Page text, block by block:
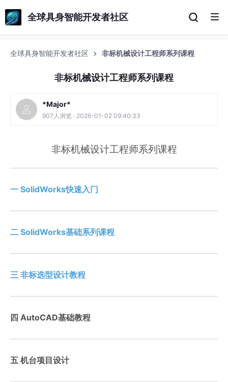
全球具身智能开发者社区
全球具身智能开发者社区 非标机械设计工程师系列课程
非标机械设计工程师系列课程
*Major*
907人浏览 · 2026-01-02 09:40:33
非标机械设计工程师系列
非标机械设计工程师系列课程
一 SolidWorks快速入门
二 SolidWorks基础系列课程
三 非标选型设计教程
四 AutoCAD基础教程
五 机台项目设计